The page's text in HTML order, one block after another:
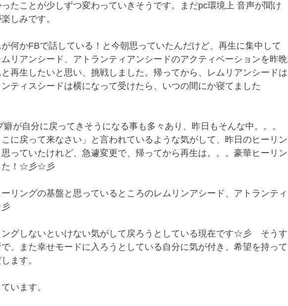
たことが少しずつ変わっていきそうです。まだpc環境上 音声が聞け
しみです。
何かFBで話している！と今朝思っていたんだけど、再生に集中して
リアンシード、アトランティアンシードのアクティベーションを昨晩
再生したいと思い、挑戦しました。帰ってから、レムリアンシードは
ティスシードは横になって受けたら、いつの間にか寝てました
こに戻って来なさい」と言われているような気がして、昨日のヒーリン
っていたけれど、急遽変更で、帰ってから再生は。。。豪華ヒーリン
た！☆彡☆彡
リングの基盤と思っているところのレムリンアシード、アトランティ
グしないといけない気がして戻ろうとしている現在です☆彡　そうす
、また幸せモードに入ろうとしている自分に気が付き、希望を持って
ます。
います。